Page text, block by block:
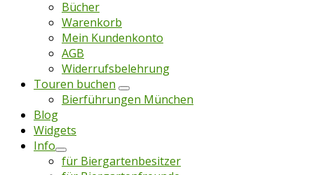
Bücher
Warenkorb
Mein Kundenkonto
AGB
Widerrufsbelehrung
Touren buchen
Bierführungen München
Blog
Widgets
Info
für Biergartenbesitzer